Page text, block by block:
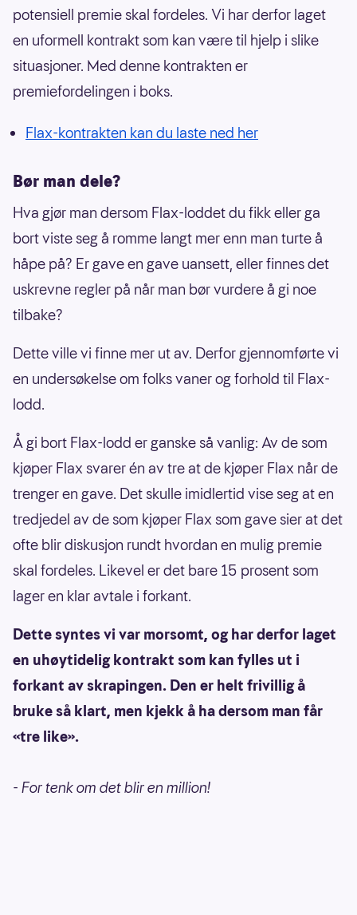
potensiell premie skal fordeles. Vi har derfor laget
en uformell kontrakt som kan være til hjelp i slike
situasjoner. Med denne kontrakten er
premiefordelingen i boks.
Flax-kontrakten kan du laste ned her
Bør man dele?
Hva gjør man dersom Flax-loddet du fikk eller ga
bort viste seg å romme langt mer enn man turte å
håpe på? Er gave en gave uansett, eller finnes det
uskrevne regler på når man bør vurdere å gi noe
tilbake?
Dette ville vi finne mer ut av. Derfor gjennomførte vi
en undersøkelse om folks vaner og forhold til Flax-
lodd.
Å gi bort Flax-lodd er ganske så vanlig: Av de som
kjøper Flax svarer én av tre at de kjøper Flax når de
trenger en gave. Det skulle imidlertid vise seg at en
tredjedel av de som kjøper Flax som gave sier at det
ofte blir diskusjon rundt hvordan en mulig premie
skal fordeles. Likevel er det bare 15 prosent som
lager en klar avtale i forkant.
Dette syntes vi var morsomt, og har derfor laget
en uhøytidelig kontrakt som kan fylles ut i
forkant av skrapingen. Den er helt frivillig å
bruke så klart, men kjekk å ha dersom man får
«tre like».
- For tenk om det blir en million!